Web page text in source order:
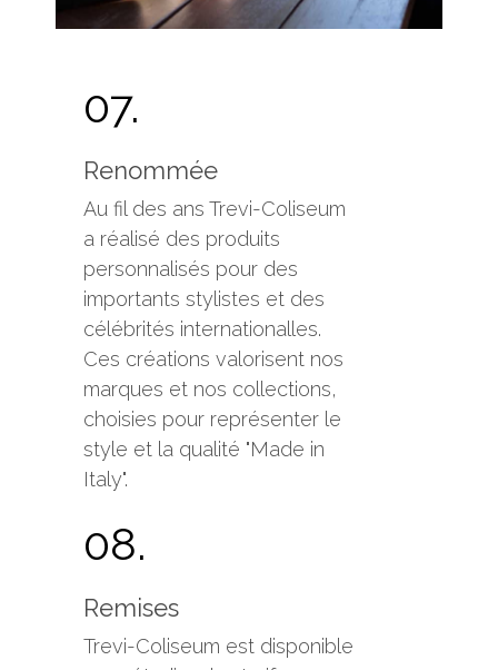
07.
Renommée
Au fil des ans Trevi-Coliseum
a réalisé des produits
personnalisés pour des
importants stylistes et des
célébrités internationalles.
Ces créations valorisent nos
marques et nos collections,
choisies pour représenter le
style et la qualité "Made in
Italy".
08.
Remises
Trevi-Coliseum est disponible